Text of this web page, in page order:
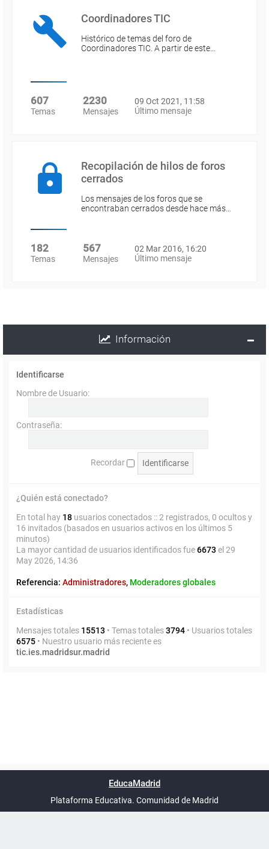
Coordinadores TIC
Histórico de temas del foro de
Coordinadores TIC. A partir de este…
607
Temas
2230
Mensajes
09 Oct 2021, 11:58
Último mensaje
Recopilación de hilos de foros
cerrados
Los mensajes de los foros que se
encontraban cerrados desde hace más…
182
Temas
567
Mensajes
02 Mar 2016, 16:20
Último mensaje
Información
Identificarse
Nombre de Usuario:
Contraseña:
Recordar
¿Quién está conectado?
En total hay 18 usuarios conectados :: 2 registrados, 0 ocultos y
16 invitados (basados en usuarios activos en los últimos 5
minutos)
La mayor cantidad de usuarios identificados fue6673 el 29
May 2026, 14:36
Referencia: Administradores, Moderadores globales
Estadísticas
Mensajes totales 15513 • Temas totales3794 • Usuarios totales
6575 • Nuestro usuario más reciente es
tic.ies.madridsur.madrid
UTC+02:00
phpBB España
EducaMadrid
Plataforma Educativa. Comunidad de Madrid